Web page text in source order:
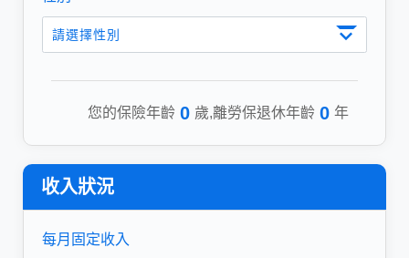
請選擇性別
您的保險年齡 0 歲,離勞保退休年齡 0 年
收入狀況
每月固定收入